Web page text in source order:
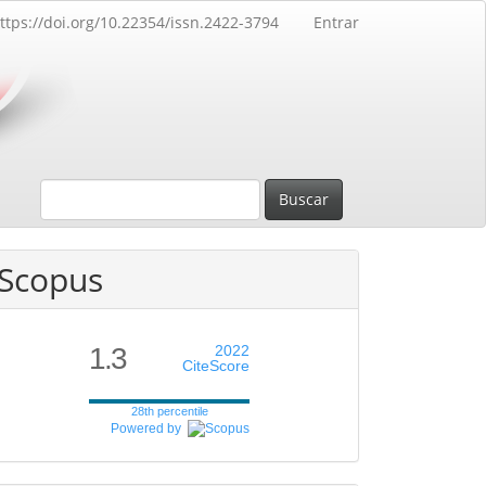
doi.org/10.22354/issn.2422-3794 Entrar
Buscar
1.3
2022
CiteScore
28th percentile
Powered by